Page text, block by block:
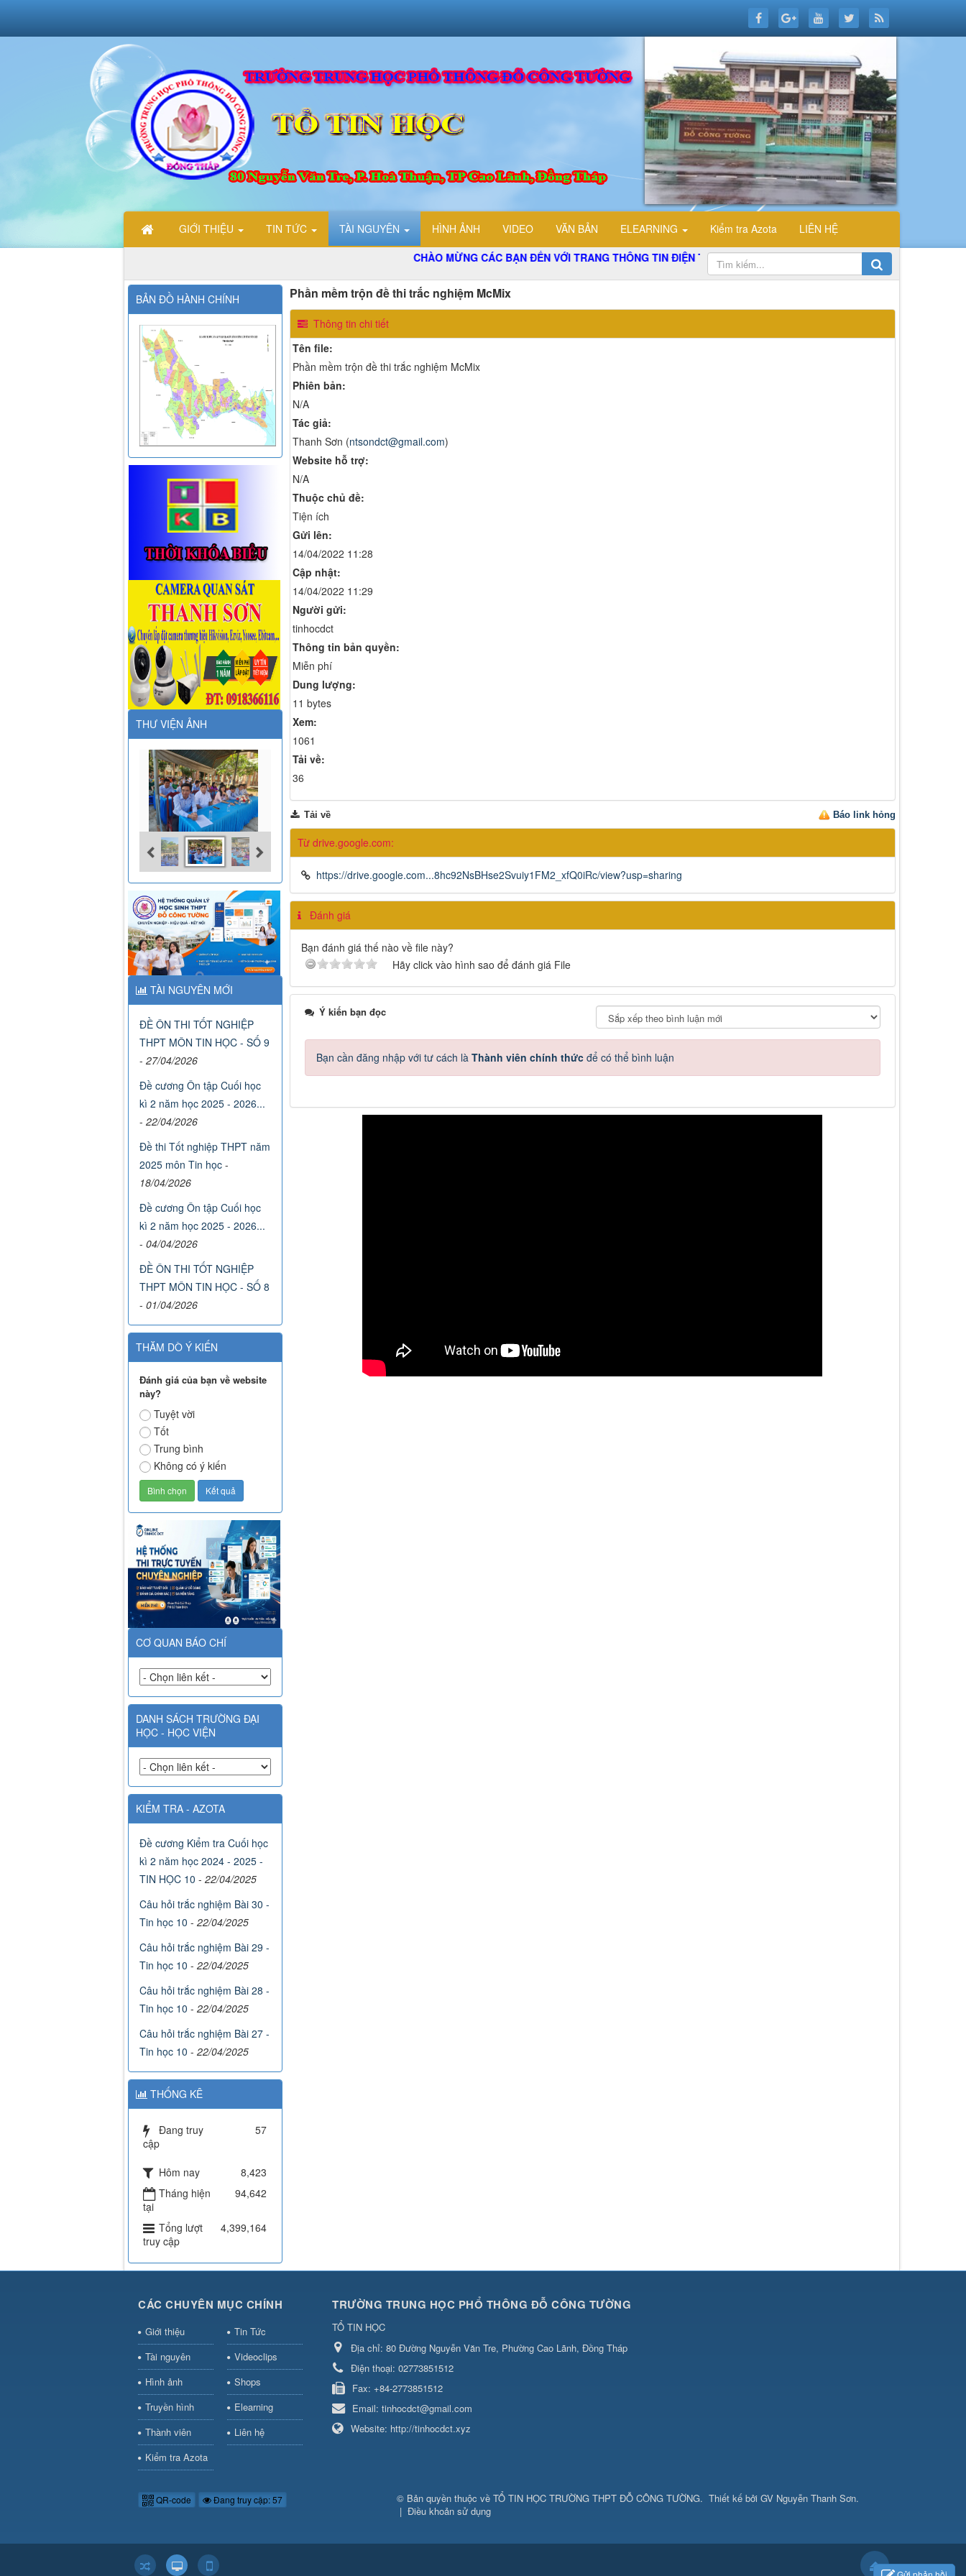
GIỚI THIỆU TIN TỨC TÀI NGUYÊN HÌNH ẢNH VIDEO VĂN BẢN ELEARNING Kiểm tra Azota
LIÊN HỆ
CHÀO MỪNG CÁC BẠN ĐẾN VỚI TRANG THÔNG TIN ĐIỆN TỬ TỔ TIN HỌC TRƯỜNG THPT ĐỖ CÔNG TƯỜNG
Phần mềm trộn đề thi trắc nghiệm McMix
Thông tin chi tiết
Tên file:
Phần mềm trộn đề thi trắc nghiệm McMix
Phiên bản:
N/A
Tác giả:
Thanh Sơn (ntsondct@gmail.com)
Website hỗ trợ:
N/A
Thuộc chủ đề:
Tiện ích
Gửi lên:
14/04/2022 11:28
Cập nhật:
14/04/2022 11:29
Người gửi:
tinhocdct
Thông tin bản quyền:
Miễn phí
Dung lượng:
11 bytes
Xem:
1061
Tải về:
36
Báo link hỏng
Tải về
Từ drive.google.com:
https://drive.google.com...8hc92NsBHse2Svuiy1FM2_xfQ0iRc/view?usp=sharing
Đánh giá
Bạn đánh giá thế nào về file này?
Hãy click vào hình sao để đánh giá File
Ý kiến bạn đọc
Bạn cần đăng nhập với tư cách là Thành viên chính thứcđể có thể bình luận
BẢN ĐỒ HÀNH CHÍNH
THƯ VIỆN ẢNH
TÀI NGUYÊN MỚI
ĐỀ ÔN THI TỐT NGHIỆP
THPT MÔN TIN HỌC - SỐ 9
- 27/04/2026
Đề cương Ôn tập Cuối học
kì 2 năm học 2025 - 2026...
- 22/04/2026
Đề thi Tốt nghiệp THPT năm
2025 môn Tin học -
18/04/2026
Đề cương Ôn tập Cuối học
kì 2 năm học 2025 - 2026...
- 04/04/2026
ĐỀ ÔN THI TỐT NGHIỆP
THPT MÔN TIN HỌC - SỐ 8
- 01/04/2026
THĂM DÒ Ý KIẾN
Đánh giá của bạn về website
này?
Tuyệt vời
Tốt
Trung bình
Không có ý kiến
CƠ QUAN BÁO CHÍ
DANH SÁCH TRƯỜNG ĐẠI
HỌC - HỌC VIỆN
KIỂM TRA - AZOTA
Đề cương Kiểm tra Cuối học
kì 2 năm học 2024 - 2025 -
TIN HỌC 10 - 22/04/2025
Câu hỏi trắc nghiệm Bài 30 -
Tin học 10 - 22/04/2025
Câu hỏi trắc nghiệm Bài 29 -
Tin học 10 - 22/04/2025
Câu hỏi trắc nghiệm Bài 28 -
Tin học 10 - 22/04/2025
Câu hỏi trắc nghiệm Bài 27 -
Tin học 10 - 22/04/2025
THỐNG KÊ
Đang truy
cập
57
Hôm nay
8,423
Tháng hiện
tại
94,642
Tổng lượt
truy cập
4,399,164
CÁC CHUYÊN MỤC CHÍNH
Giới thiệu
Tin Tức
Tài nguyên
Videoclips
Hình ảnh
Shops
Truyền hình
Elearning
Thành viên
Liên hệ
Kiểm tra Azota
TRƯỜNG TRUNG HỌC PHỔ THÔNG ĐỖ CÔNG TƯỜNG
TỔ TIN HỌC
Địa chỉ: 80 Đường Nguyễn Văn Tre, Phường Cao Lãnh, Đồng Tháp
Điện thoại: 02773851512
Fax: +84-2773851512
Email: tinhocdct@gmail.com
Website: http://tinhocdct.xyz
QR-code Đang truy cập: 57 © Bản quyền thuộc về TỔ TIN HỌC TRƯỜNG THPT ĐỖ CÔNG TƯỜNG. Thiết kế bởi GV Nguyễn Thanh Sơn.
| Điều khoản sử dụng